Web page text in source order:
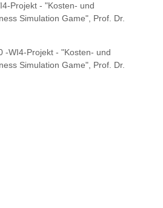
Projekt - "Kosten- und
Simulation Game", Prof. Dr.
-WI4-Projekt - "Kosten- und
Simulation Game", Prof. Dr.